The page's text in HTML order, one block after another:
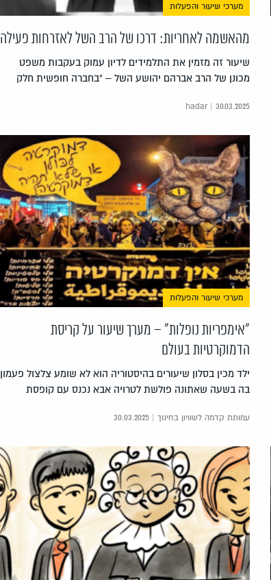
מערכי שיעור והפעלות
מהאשמה לאחריות: דרכו של הרב השל לאזרחות פעילה
שיעור זה מזמין את התלמידים לדיון עמוק בעקבות משפט
מכונן של הרב אברהם יהושע השל – "בחברה חופשית חלק
hadar | 30.03.2025
מערכי שיעור והפעלות
"אימפריות נופלות" – מערך שיעור על קריסת
הדמוקרטיות בעולם
ילד מכין בסלון שיעורים בהיסטוריה הוא לא שומע צלצול פעמון
בה בשעה שאתונה פולשת לטרויה אבא נכנס עם קופסת
עמותת קדמה לשוויון בחינוך | 30.03.2025